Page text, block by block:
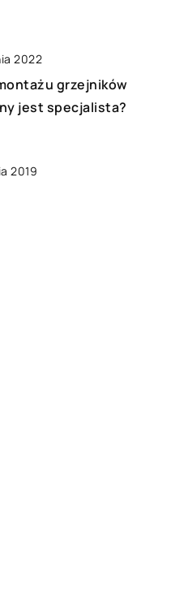
2022
grzejników
jest specjalista?
2019